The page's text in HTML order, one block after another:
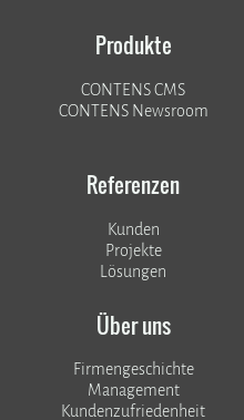
Produkte
CONTENS CMS
CONTENS Newsroom
Referenzen
Kunden
​​​​​​​Projekte
Lösungen
Über uns
Firmengeschichte
Management
Kundenzufriedenheit